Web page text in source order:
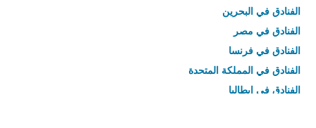
الفنادق في البحرين
الفنادق في مصر
الفنادق في فرنسا
الفنادق في المملكة المتحدة
الفنادق في إيطاليا